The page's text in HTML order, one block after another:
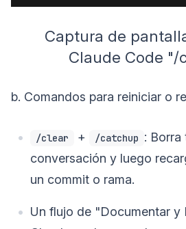
Captura de
Claude Code "/
b. Comandos para reiniciar o
/clear + /catchup : Borra
conversación y luego
un commit o rama.
Un flujo de "Documentar y